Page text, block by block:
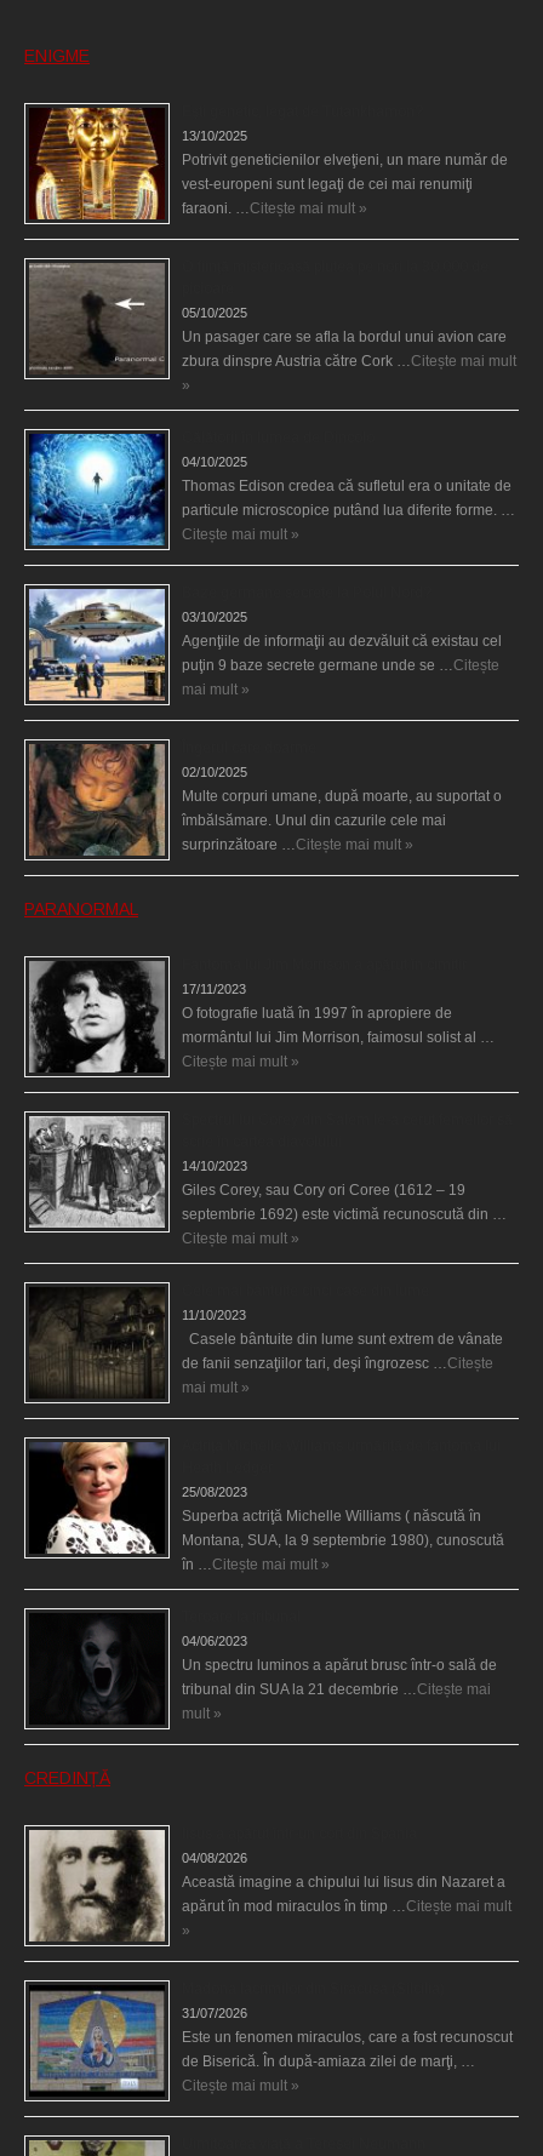
ENIGME
13/10/2025
Potrivit geneticienilor elveţieni, un mare număr de
vest-europeni sunt legaţi de cei mai renumiţi
faraoni. … Citește mai mult »
05/10/2025
Un pasager care se afla la bordul unui avion care
zbura dinspre Austria către Cork … Citește mai mult
»
04/10/2025
Thomas Edison credea că sufletul era o unitate de
particule microscopice putând lua diferite forme. …
Citește mai mult »
03/10/2025
Agenţiile de informaţii au dezvăluit că existau cel
puţin 9 baze secrete germane unde se … Citește
mai mult »
02/10/2025
Multe corpuri umane, după moarte, au suportat o
îmbălsămare. Unul din cazurile cele mai
surprinzătoare … Citește mai mult »
PARANORMAL
17/11/2023
O fotografie luată în 1997 în apropiere de
mormântul lui Jim Morrison, faimosul solist al …
Citește mai mult »
14/10/2023
Giles Corey, sau Cory ori Coree (1612 – 19
septembrie 1692) este victimă recunoscută din …
Citește mai mult »
11/10/2023
Casele bântuite din lume sunt extrem de vânate
de fanii senzaţiilor tari, deşi îngrozesc … Citește
mai mult »
25/08/2023
Superba actriţă Michelle Williams ( născută în
Montana, SUA, la 9 septembrie 1980), cunoscută
în … Citește mai mult »
04/06/2023
Un spectru luminos a apărut brusc într-o sală de
tribunal din SUA la 21 decembrie … Citește mai
mult »
CREDINȚĂ
04/08/2026
Această imagine a chipului lui Iisus din Nazaret a
apărut în mod miraculos în timp … Citește mai mult
»
31/07/2026
Este un fenomen miraculos, care a fost recunoscut
de Biserică. În după-amiaza zilei de marţi, …
Citește mai mult »